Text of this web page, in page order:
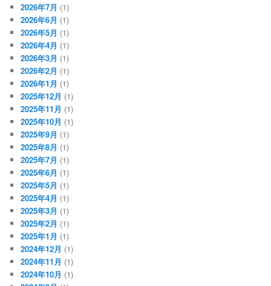
2026年7月 (1)
2026年6月 (1)
2026年5月 (1)
2026年4月 (1)
2026年3月 (1)
2026年2月 (1)
2026年1月 (1)
2025年12月 (1)
2025年11月 (1)
2025年10月 (1)
2025年9月 (1)
2025年8月 (1)
2025年7月 (1)
2025年6月 (1)
2025年5月 (1)
2025年4月 (1)
2025年3月 (1)
2025年2月 (1)
2025年1月 (1)
2024年12月 (1)
2024年11月 (1)
2024年10月 (1)